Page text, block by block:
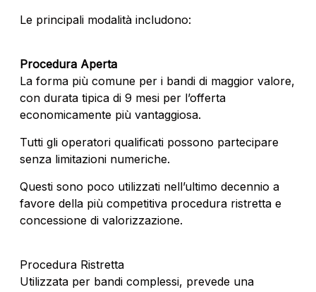
Le principali modalità includono:
Procedura Aperta
La forma più comune per i bandi di maggior valore,
con durata tipica di 9 mesi per l’offerta
economicamente più vantaggiosa.
Tutti gli operatori qualificati possono partecipare
senza limitazioni numeriche.
Questi sono poco utilizzati nell’ultimo decennio a
favore della più competitiva procedura ristretta e
concessione di valorizzazione.
Procedura Ristretta
Utilizzata per bandi complessi, prevede una